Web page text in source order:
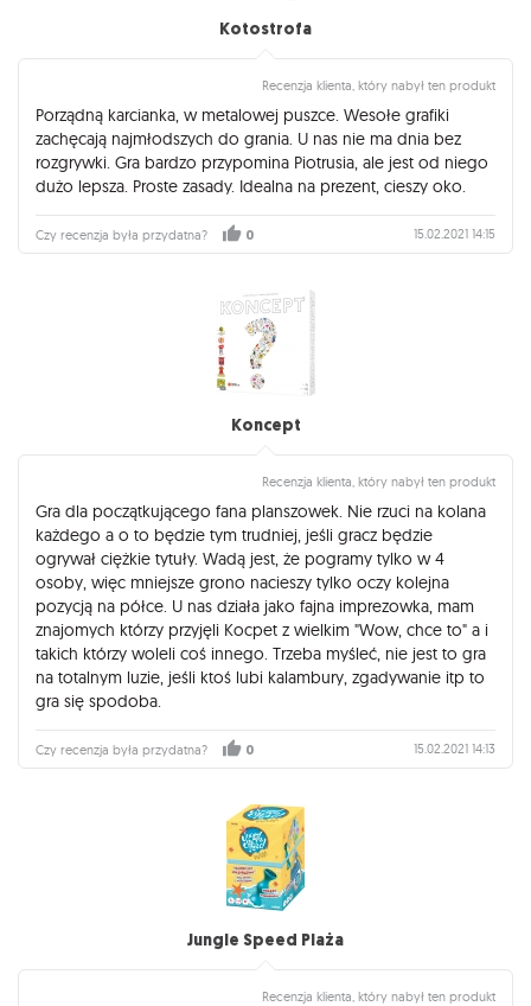
Kotostrofa
Recenzja klienta, który nabył ten produkt
Porządną karcianka, w metalowej puszce. Wesołe grafiki
zachęcają najmłodszych do grania. U nas nie ma dnia bez
rozgrywki. Gra bardzo przypomina Piotrusia, ale jest od niego
dużo lepsza. Proste zasady. Idealna na prezent, cieszy oko.
Czy recenzja była przydatna? 0 15.02.2021 14:15
Koncept
Recenzja klienta, który nabył ten produkt
Gra dla początkującego fana planszowek. Nie rzuci na kolana
każdego a o to będzie tym trudniej, jeśli gracz będzie
ogrywał ciężkie tytuły. Wadą jest, że pogramy tylko w 4
osoby, więc mniejsze grono nacieszy tylko oczy kolejna
pozycją na półce. U nas działa jako fajna imprezowka, mam
znajomych którzy przyjęli Kocpet z wielkim "Wow, chce to" a i
takich którzy woleli coś innego. Trzeba myśleć, nie jest to gra
na totalnym luzie, jeśli ktoś lubi kalambury, zgadywanie itp to
gra się spodoba.
Czy recenzja była przydatna? 0 15.02.2021 14:13
Jungle Speed Plaża
Recenzja klienta, który nabył ten produkt